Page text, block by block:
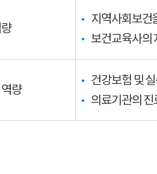
지역사회보건
보건교육사의
량
건강보험 및
의료기관의